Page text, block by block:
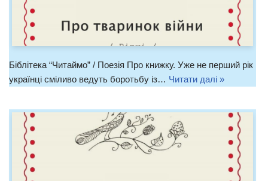
Біблітека “Читаймо” / Поезія Про книжку. Уже не перший рік
українці сміливо ведуть боротьбу із… Читати далі »